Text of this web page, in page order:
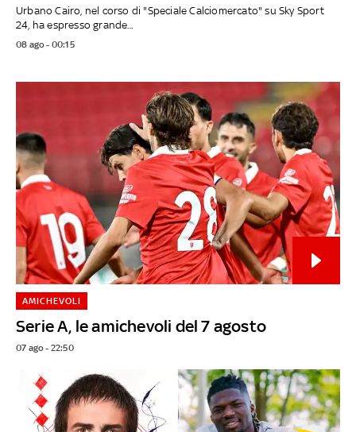
Urbano Cairo, nel corso di "Speciale Calciomercato" su Sky Sport
24, ha espresso grande...
08 ago - 00:15
Serie A, le amichevoli del 7 agosto
AMICHEVOLI
07 ago - 22:50